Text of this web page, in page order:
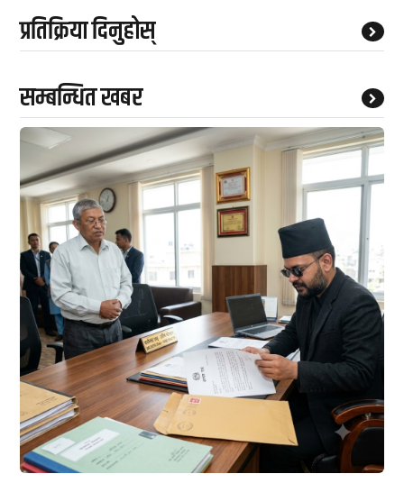
प्रतिक्रिया दिनुहोस्
सम्बन्धित खबर